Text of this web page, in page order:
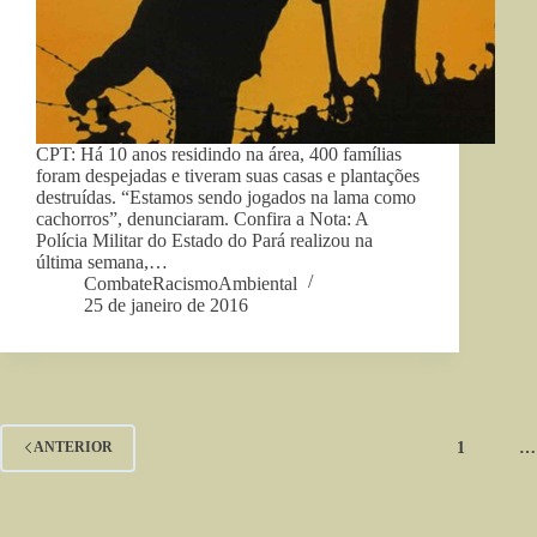
CPT: Há 10 anos residindo na área, 400 famílias
foram despejadas e tiveram suas casas e plantações
destruídas. “Estamos sendo jogados na lama como
cachorros”, denunciaram. Confira a Nota: A
Polícia Militar do Estado do Pará realizou na
última semana,…
CombateRacismoAmbiental
25 de janeiro de 2016
ANTERIOR 1 …